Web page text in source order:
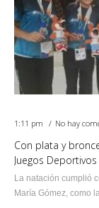
1:11 pm No hay
Con plata y
Juegos
La natación cumplió
María Gómez, como